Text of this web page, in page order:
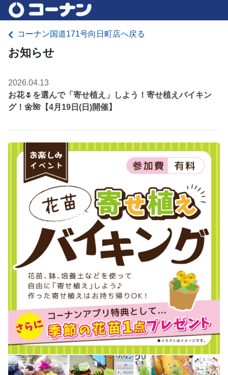
コーナン国道171号向日町店へ戻る
お知らせ
2026.04.13
お花🌷を選んで「寄せ植え」しよう！寄せ植えバイキン
グ！🌼🌺【4月19日(日)開催】